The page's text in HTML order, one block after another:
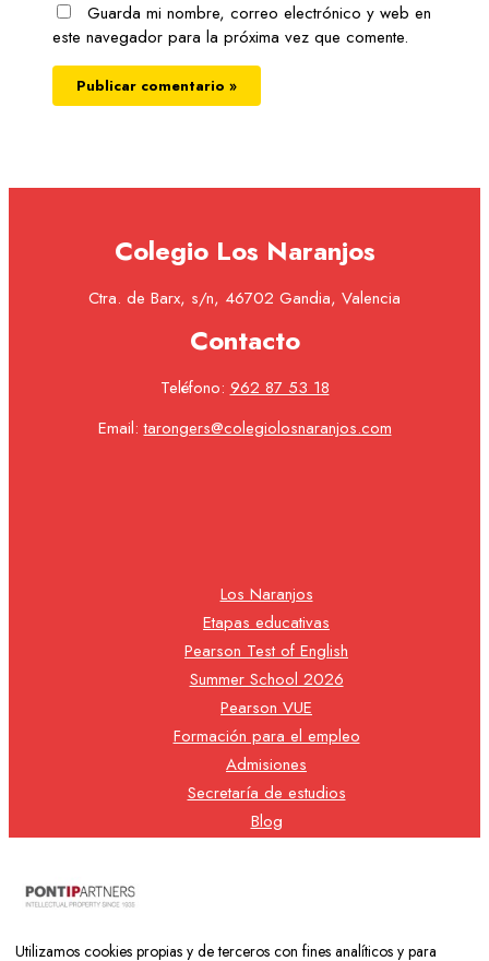
Guarda mi nombre, correo electrónico y web en
este navegador para la próxima vez que comente.
Colegio Los Naranjos
Ctra. de Barx, s/n, 46702 Gandia, Valencia
Contacto
Teléfono: 962 87 53 18
Email:tarongers@colegiolosnaranjos.com
Los Naranjos
Etapas educativas
Pearson Test of English
Summer School 2026
Pearson VUE
Formación para el empleo
Admisiones
Secretaría de estudios
Blog
Utilizamos cookies propias y de terceros con fines analíticos y para